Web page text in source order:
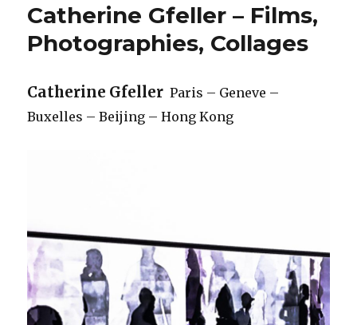
Catherine Gfeller – Films,
Photographies, Collages
Catherine Gfeller Paris – Geneve –
Buxelles – Beijing – Hong Kong